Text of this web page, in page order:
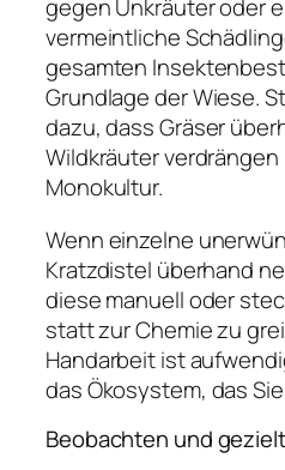
gegen Unkräuter oder
vermeintliche
gesamten
Grundlage der Wiese.
dazu, dass Gräser
Wildkräuter
Monokultur.
Wenn einzelne
Kratzdistel überhand
diese manuell oder
statt zur Chemie zu
Handarbeit ist
das Ökosystem, das
Beobachten und